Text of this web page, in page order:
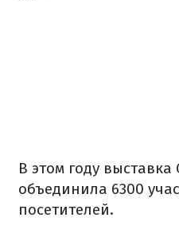
В этом году
объединила 6300
посетителей.